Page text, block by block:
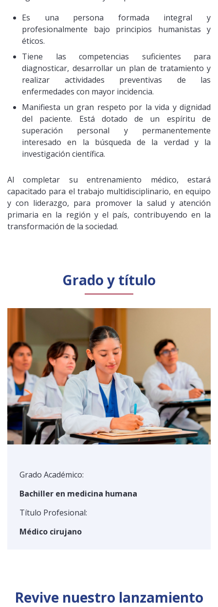
Es una persona formada integral y
profesionalmente bajo principios humanistas y
éticos.
Tiene las competencias suficientes para
diagnosticar, desarrollar un plan de tratamiento y
realizar actividades preventivas de las
enfermedades con mayor incidencia.
Manifiesta un gran respeto por la vida y dignidad
del paciente. Está dotado de un espíritu de
superación personal y permanentemente
interesado en la búsqueda de la verdad y la
investigación científica.
Al completar su entrenamiento médico, estará
capacitado para el trabajo multidisciplinario, en equipo
y con liderazgo, para promover la salud y atención
primaria en la región y el país, contribuyendo en la
transformación de la sociedad.
Grado y título
Grado Académico:
Bachiller en medicina humana
Título Profesional:
Médico cirujano
Revive nuestro lanzamiento